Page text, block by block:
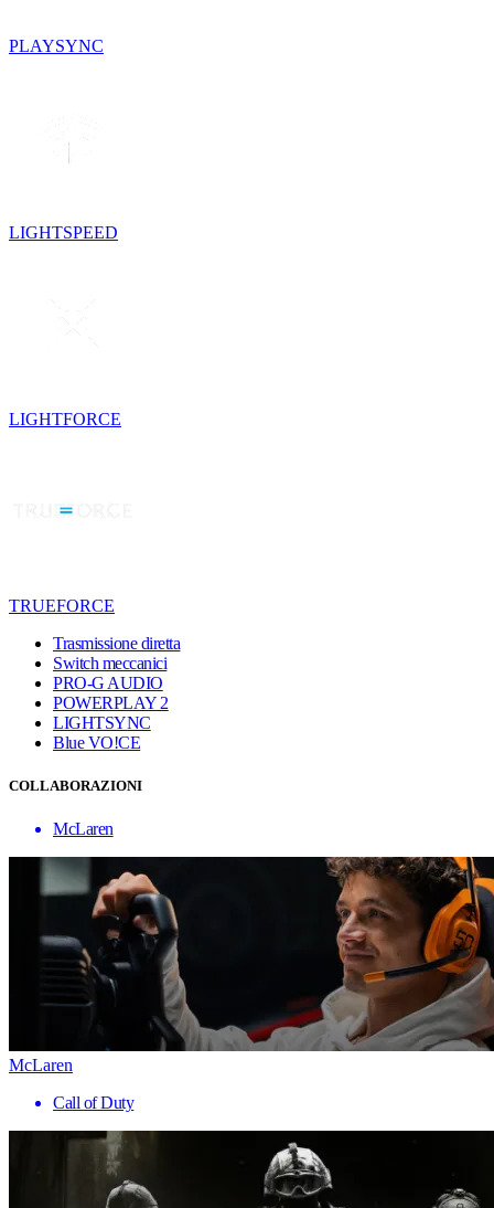
PLAYSYNC
LIGHTSPEED
LIGHTFORCE
TRUEFORCE
Trasmissione diretta
Switch meccanici
PRO-G AUDIO
POWERPLAY 2
LIGHTSYNC
Blue VO!CE
COLLABORAZIONI
McLaren
McLaren
Call of Duty